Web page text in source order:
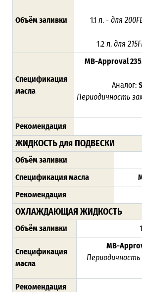
Объём заливки 1.1 л. - для
1.2 л. для
Спецификация
масла
MB-Approval
Аналог:
Периодичность
Рекомендация
ЖИДКОСТЬ для ПОДВЕСКИ
Объём заливки
Спецификация масла
Рекомендация
ОХЛАЖДАЮЩАЯ ЖИДКОСТЬ
Объём заливки
Спецификация
масла
MB-
Рекомендация